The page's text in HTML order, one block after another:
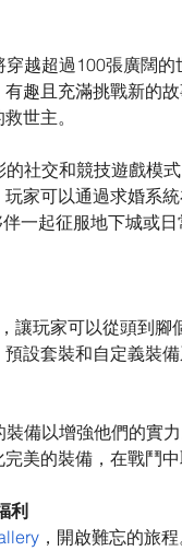
越超過100張廣闊的
趣且充滿挑戰新的
世主。
社交和競技遊戲模
家可以通過求婚系
一起征服地下城或
讓玩家可以從頭到
設套裝和自定義裝
備以增強他們的實
美的裝備，在戰鬥中
利
，開啟難忘的旅